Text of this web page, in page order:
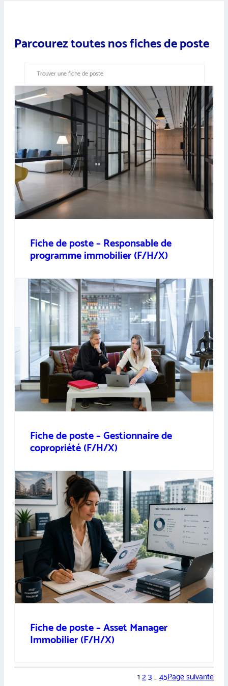
Parcourez toutes nos fiches de poste
Fiche de poste – Responsable de
programme immobilier (F/H/X)
Fiche de poste – Gestionnaire de
copropriété (F/H/X)
Fiche de poste – Asset Manager
Immobilier (F/H/X)
123…45Page suivante